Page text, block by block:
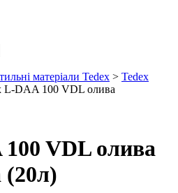
матеріали Tedex > Tedex
L-DAA 100 VDL олива
VDL олива
(20л)